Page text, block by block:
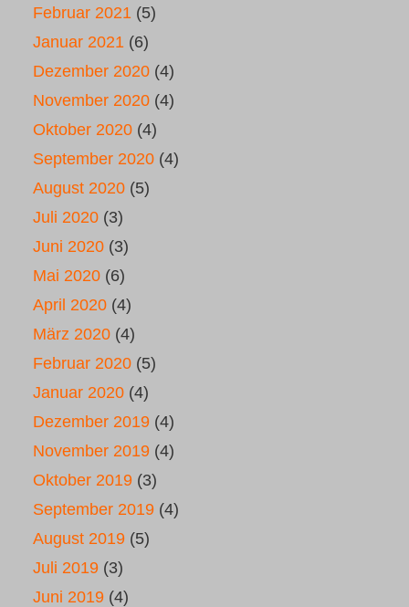
Februar 2021 (5)
Januar 2021 (6)
Dezember 2020 (4)
November 2020 (4)
Oktober 2020 (4)
September 2020 (4)
August 2020 (5)
Juli 2020 (3)
Juni 2020 (3)
Mai 2020 (6)
April 2020 (4)
März 2020 (4)
Februar 2020 (5)
Januar 2020 (4)
Dezember 2019 (4)
November 2019 (4)
Oktober 2019 (3)
September 2019 (4)
August 2019 (5)
Juli 2019 (3)
Juni 2019 (4)